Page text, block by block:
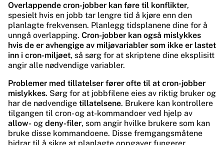
Overlappende cron-jobber kan føre til konflikter,
spesielt hvis en jobb tar lengre tid å kjøre enn den
planlagte frekvensen. Planlegg tidsplanene dine for å
unngå overlapping. Cron-jobber kan også mislykkes
hvis de er avhengige av miljøvariabler som ikke er lastet
inn i cron-miljøet, så sørg for at skriptene dine eksplisitt
angir alle nødvendige variabler.
Problemer med tillatelser fører ofte til at cron-jobber
mislykkes. Sørg for at jobbfilene eies av riktig bruker og
har de nødvendige tillatelsene. Brukere kan kontrollere
tilgangen til cron- og at-kommandoer ved hjelp av
allow- og deny-filer, som angir hvilke brukere som kan
bruke disse kommandoene. Disse fremgangsmåtene